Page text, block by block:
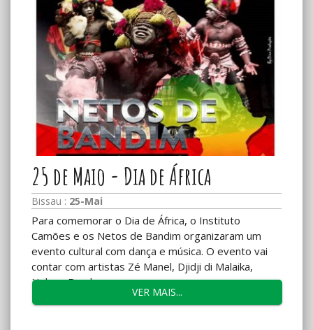
25 de Maio - Dia de África
Bissau : 25-Mai
Para comemorar o Dia de África, o Instituto
Camões e os Netos de Bandim organizaram um
evento cultural com dança e música. O evento vai
contar com artistas Zé Manel, Djidji di Malaika,
Nelson Bomba,...
VER MAIS...